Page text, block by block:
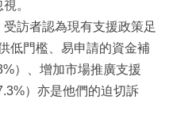
。
訪者認為現有支援政策足
低門檻、易申請的資金補
）、增加市場推廣支援
）亦是他們的迫切訴